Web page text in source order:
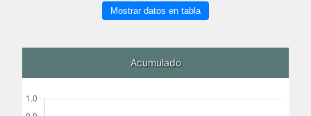
Mostrar datos en tabla
Acumulado